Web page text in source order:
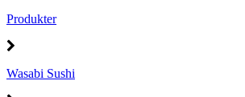
Produkter
Wasabi Sushi